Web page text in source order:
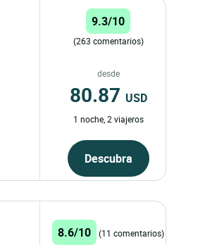
9.3/10
(263 comentarios)
desde
80.87 USD
1 noche, 2 viajeros
Descubra
8.6/10 (11 comentarios)